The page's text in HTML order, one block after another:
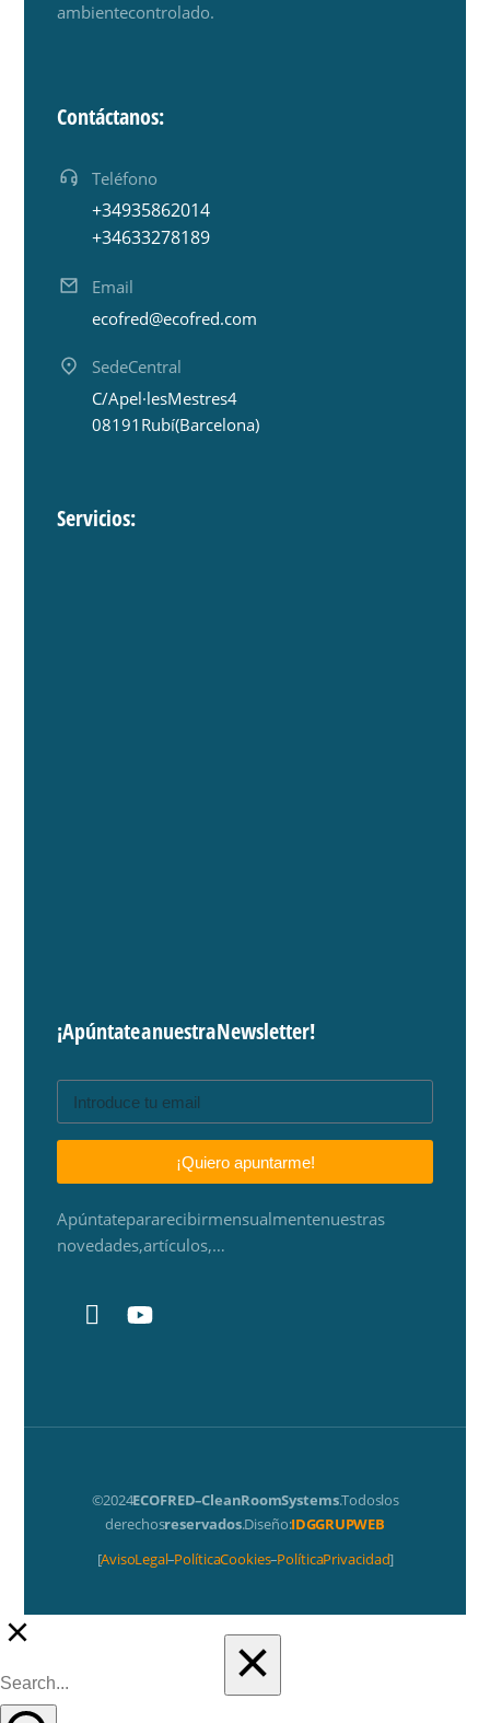
ambiente controlado.
Contáctanos:
Teléfono
+34 935 862 014
+34 633 278 189
Email
ecofred@ecofred.com
Sede Central
C/ Apel·les Mestres 4
08191 Rubí (Barcelona)
Servicios:
¡Apúntate a nuestra Newsletter!
¡Quiero apuntarme!
Apúntate para recibir mensualmente nuestras
novedades, artículos,…
© 2024ECOFRED – Clean Room Systems. Todos los
derechosreservados. Diseño:IDG GRUP WEB
[Aviso Legal–Política Cookies–Política Privacidad]